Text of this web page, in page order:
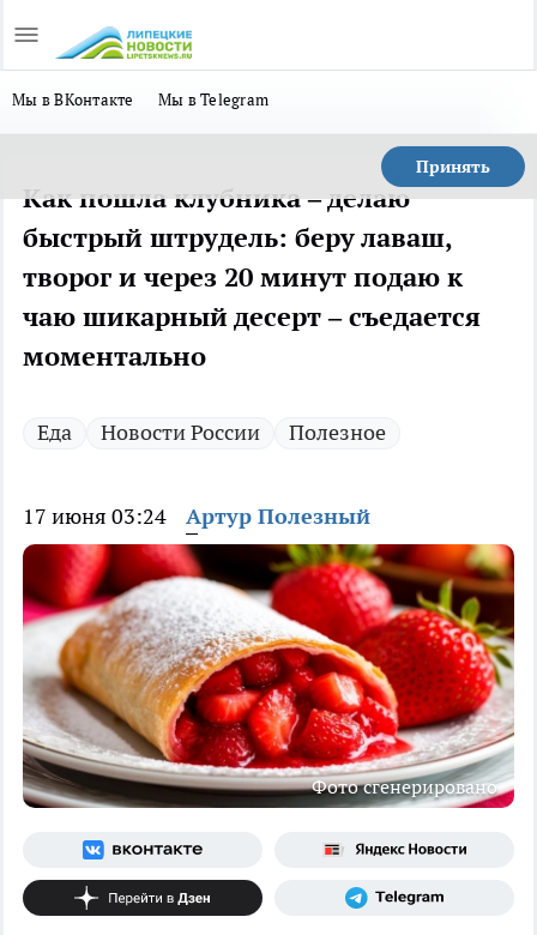
Мы в ВКонтакте Мы в Telegram
Принять
Как пошла клубника – делаю
быстрый штрудель: беру лаваш,
творог и через 20 минут подаю к
чаю шикарный десерт – съедается
моментально
Еда Новости России Полезное
17 июня 03:24 Артур Полезный
Фото сгенерировано